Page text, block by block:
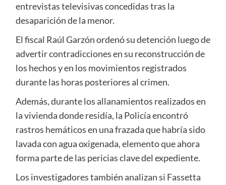
entrevistas televisivas concedidas tras la
desaparición de la menor.
El fiscal Raúl Garzón ordenó su detención luego de
advertir contradicciones en su reconstrucción de
los hechos y en los movimientos registrados
durante las horas posteriores al crimen.
Además, durante los allanamientos realizados en
la vivienda donde residía, la Policía encontró
rastros hemáticos en una frazada que habría sido
lavada con agua oxigenada, elemento que ahora
forma parte de las pericias clave del expediente.
Los investigadores también analizan si Fassetta